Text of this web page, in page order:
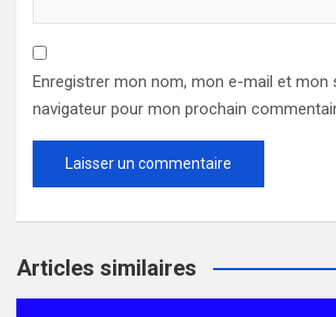
Enregistrer mon nom, mon e-mail et mon
navigateur pour mon prochain
Articles similaires